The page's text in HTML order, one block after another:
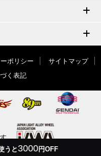
うと3000円OFF
ポリシー
サイトマップ
く表記